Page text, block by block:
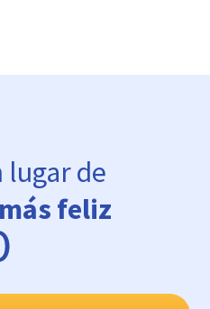
lugar de
más feliz